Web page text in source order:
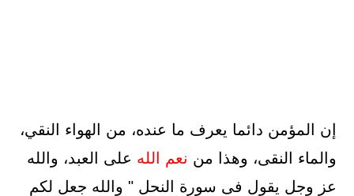
إن المؤمن دائما يعرف ما عنده، من الهواء النقي،
والماء النقى، وهذا من نعم الله على العبد، والله
عز وجل يقول فى سورة النحل " والله جعل لكم